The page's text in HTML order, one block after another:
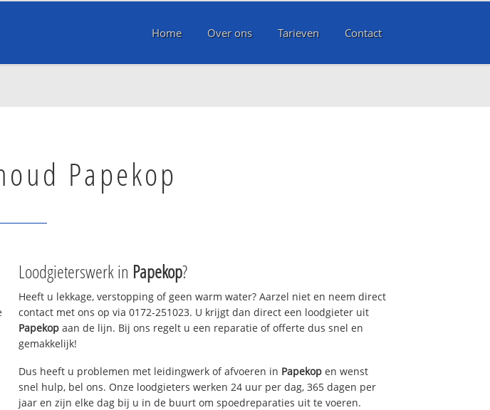
Home Over ons Tarieven Contact
Papekop
Loodgieterswerk in Papekop?
Heeft u lekkage, verstopping of geen warm water? Aarzel niet en neem direct
contact met ons op via 0172-251023. U krijgt dan direct een loodgieter uit
Papekop aan de lijn. Bij ons regelt u een reparatie of offerte dus snel en
gemakkelijk!
Dus heeft u problemen met leidingwerk of afvoeren in Papekop en wenst
snel hulp, bel ons. Onze loodgieters werken 24 uur per dag, 365 dagen per
jaar en zijn elke dag bij u in de buurt om spoedreparaties uit te voeren.